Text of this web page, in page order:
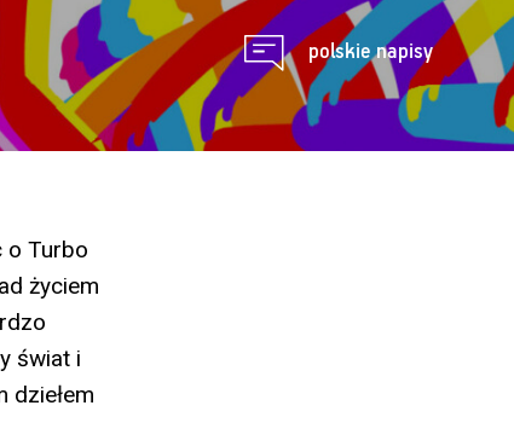
polskie napisy
o Turbo
życiem
świat i
dziełem